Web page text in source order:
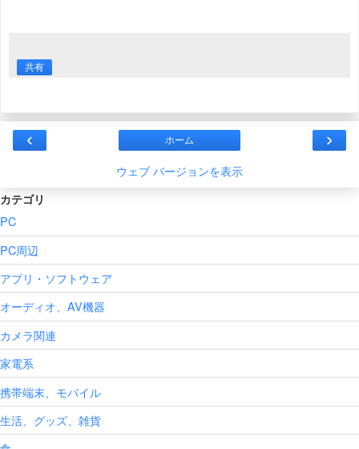
共有
‹ ›
ホーム
ウェブ バージョンを表示
カテゴリ
PC
PC周辺
アプリ・ソフトウェア
オーディオ、AV機器
カメラ関連
家電系
携帯端末、モバイル
生活、グッズ、雑貨